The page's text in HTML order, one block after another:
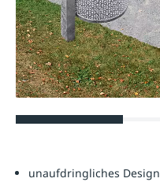
unaufdringliches Design